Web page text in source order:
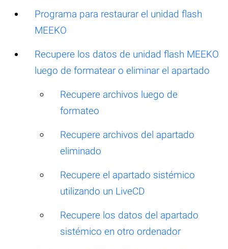
Programa para restaurar el unidad flash
MEEKO
Recupere los datos de unidad flash MEEKO
luego de formatear o eliminar el apartado
Recupere archivos luego de
formateo
Recupere archivos del apartado
eliminado
Recupere el apartado sistémico
utilizando un LiveCD
Recupere los datos del apartado
sistémico en otro ordenador